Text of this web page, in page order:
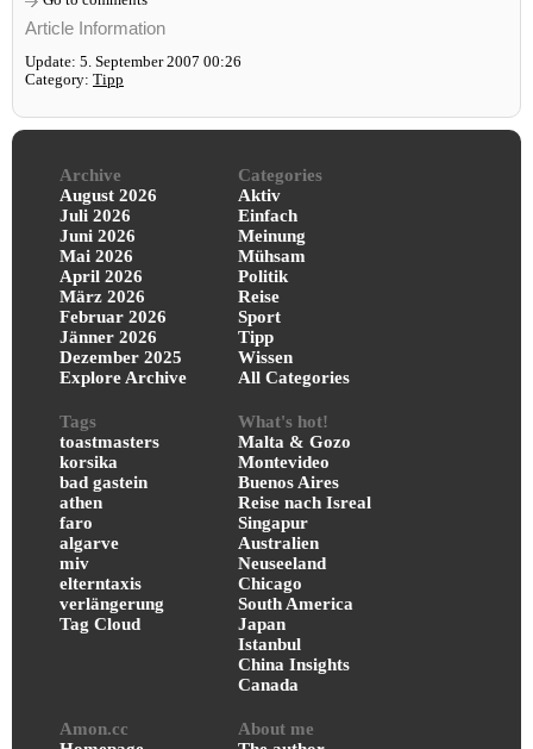
Article Information
Update: 5. September 2007 00:26
Category: Tipp
Archive
August 2026
Juli 2026
Juni 2026
Mai 2026
April 2026
März 2026
Februar 2026
Jänner 2026
Dezember 2025
Explore Archive
Categories
Aktiv
Einfach
Meinung
Mühsam
Politik
Reise
Sport
Tipp
Wissen
All Categories
Tags
toastmasters
korsika
bad gastein
athen
faro
algarve
miv
elterntaxis
verlängerung
Tag Cloud
What's hot!
Malta & Gozo
Montevideo
Buenos Aires
Reise nach Isreal
Singapur
Australien
Neuseeland
Chicago
South America
Japan
Istanbul
China Insights
Canada
Amon.cc
About me